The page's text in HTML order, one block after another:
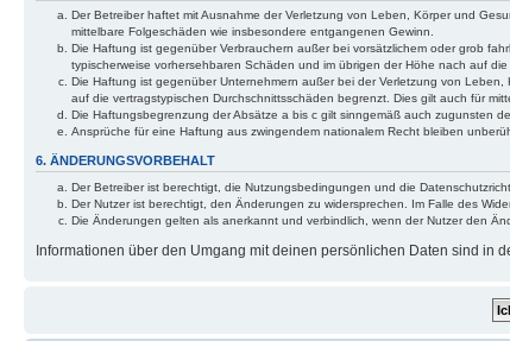
Der Betreiber haftet mit Ausnahme der Verletzung von Leben, Körper und
mittelbare Folgeschäden wie insbesondere entgangenen Gewinn.
Die Haftung ist gegenüber Verbrauchern außer bei vorsätzlichem oder grob
typischerweise vorhersehbaren Schäden und im übrigen der Höhe nach auf
Die Haftung ist gegenüber Unternehmern außer bei der Verletzung von
auf die vertragstypischen Durchschnittsschäden begrenzt. Dies gilt auch für
Die Haftungsbegrenzung der Absätze a bis c gilt sinngemäß auch zugunsten
Ansprüche für eine Haftung aus zwingendem nationalem Recht bleiben
6. ÄNDERUNGSVORBEHALT
Der Betreiber ist berechtigt, die Nutzungsbedingungen und die
Der Nutzer ist berechtigt, den Änderungen zu widersprechen. Im Falle des
Die Änderungen gelten als anerkannt und verbindlich, wenn der Nutzer den
Informationen über den Umgang mit deinen persönlichen Daten sind in